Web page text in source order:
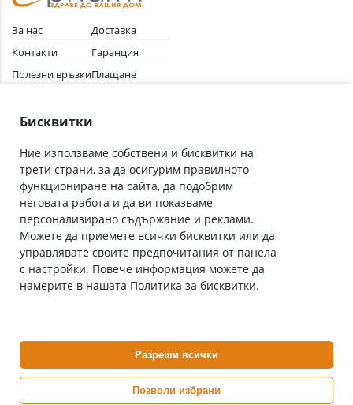
За нас
Контакти
Полезни връзки
Общи условия
Доставка
Гаранция
Плащане
Абонирай се за нашия бюлетин
С абонамента се съгласявам сПолитиката за лични данни.
Онлайн аптека, част от аптеки „Ванчева“
ePharm е лицензирана онлайн аптека от
Изпълнителна Агенция по Лекарствата
Бисквитки
Ние използваме собствени и бисквитки на
трети страни, за да осигурим правилното
функциониране на сайта, да подобрим
неговата работа и да ви показваме
персонализирано съдържание и реклами.
Можете да приемете всички бисквитки или да
управлявате своите предпочитания от панела
с настройки. Повече информация можете да
намерите в нашата Политика за бисквитки.
Разреши всички
Позволи избрани